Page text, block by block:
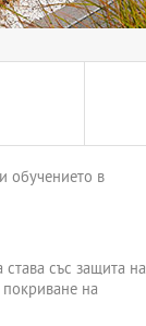
обучението в
със защита на
на